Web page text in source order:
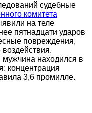
судебные
комитета
на теле
пятнадцати ударов
повреждения,
мужчина находился в
концентрация
3,6 промилле.